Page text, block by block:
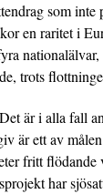
som inte
en raritet i
trots
är i alla fall
är ett av
fritt flödande
har